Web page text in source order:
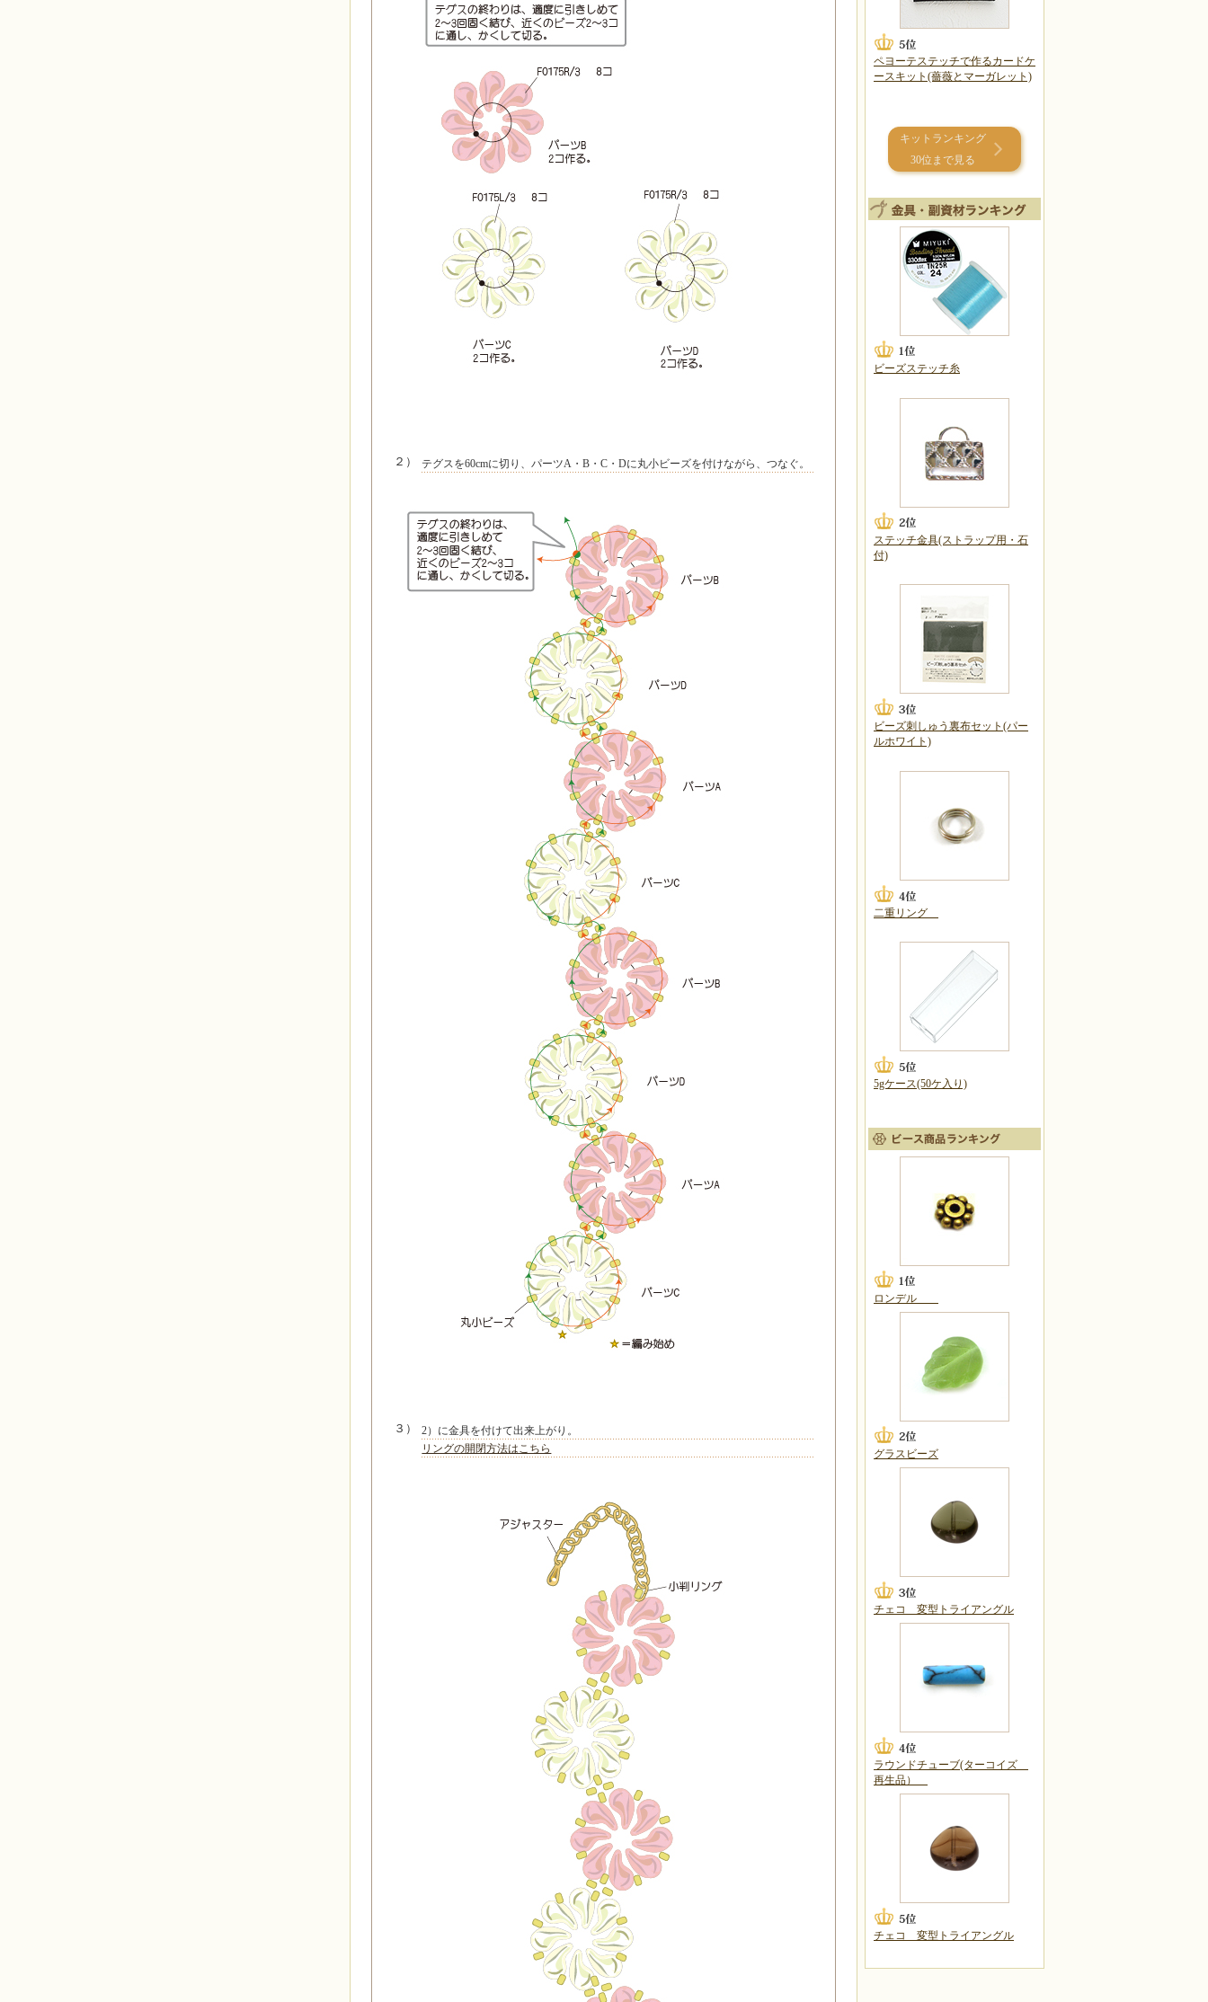
２） テグスを60cmに切り、パーツA・B・C・Dに丸小ビーズを付けながら、つなぐ。
３）
2）に金具を付けて出来上がり。
リングの開閉方法はこちら
ペヨーテステッチで作るカードケ
ースキット(薔薇とマーガレット)
キットランキング
30位まで見る
ビーズステッチ糸
ステッチ金具(ストラップ用・石
付)
ビーズ刺しゅう裏布セット(パー
ルホワイト)
二重リング
5gケース(50ケ入り)
ロンデル
グラスビーズ
チェコ 変型トライアングル
ラウンドチューブ(ターコイズ
再生品）
チェコ 変型トライアングル